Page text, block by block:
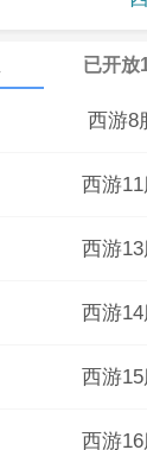
已开放
西游8
西游
西游
西游
西游
西游